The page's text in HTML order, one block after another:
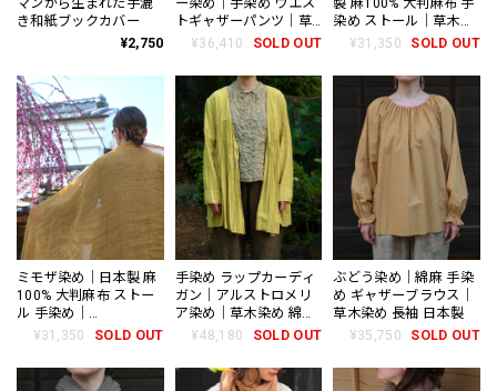
マンから生まれた手漉
き和紙ブックカバー
¥2,750
ー染め｜手染め ウエス
トギャザーパンツ｜草
木染め 日本製
¥36,410 SOLD OUT
製 麻100% 大判麻布 手
染め ストール｜草木染
め 夜叉五倍子
textile
¥31,350 SOLD OUT
ミモザ染め｜日本製 麻
100% 大判麻布 ストー
ル 手染め｜
futashiba248 Linen
¥31,350 SOLD OUT
手染め ラップカーディ
ガン｜アルストロメリ
ア染め｜草木染め 綿
100% 羽織り 日本製
¥48,180 SOLD OUT
ぶどう染め｜綿麻 手染
め ギャザーブラウス｜
草木染め 長袖 日本製
¥35,750
SOLD OUT